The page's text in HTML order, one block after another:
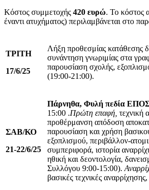
Κόστος συμμετοχής 420 ευρώ. Το κόστος
έναντι ατυχήματος) περιλαμβάνεται στο
ΤΡΙΤΗ
17/6/25
Λήξη προθεσμίας κατάθεσης
συνάντηση γνωριμίας στα
παρουσίαση σχολής,
(19:00-21:00).
ΣΑΒ/ΚΟ
21-22/6/25
Πάρνηθα, Φυλή πεδία ΕΠΟΣ
15:00 .Πρώτη επαφή, τεχνική
προθέρμανση απόδοση
παρουσίαση και χρήση
εξοπλισμού, περιβάλλον-
συμπεριφορά, ιστορία
ηθική και δεοντολογία,
Συλλόγου 9:00-15:00).
βασικές τεχνικές